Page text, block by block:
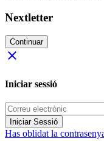
Nextletter
Continuar
close
Iniciar sessió
Iniciar Sessió
Has oblidat la